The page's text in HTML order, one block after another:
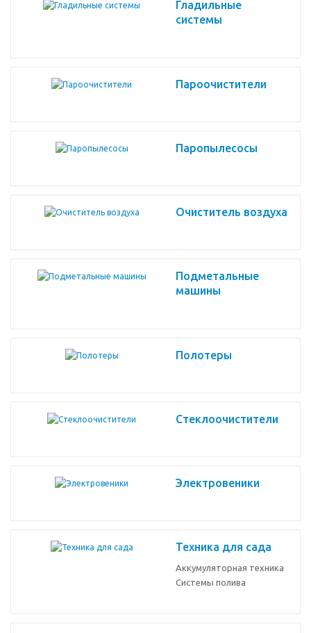
Гладильные
системы
Пароочистители
Паропылесосы
Очиститель воздуха
Подметальные
машины
Полотеры
Стеклоочистители
Электровеники
Техника для сада
Аккумуляторная техника
Системы полива